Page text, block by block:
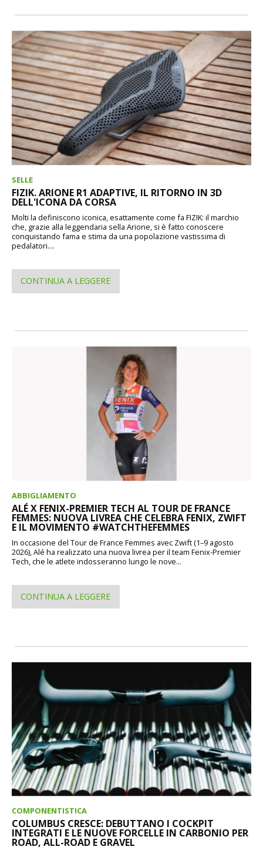
SELLE
FIZIK. ARIONE R1 ADAPTIVE, IL RITORNO IN 3D
DELL'ICONA DA CORSA
Molti la definiscono iconica, esattamente come fa FIZIK: il marchio
che, grazie alla leggendaria sella Arione, si è fatto conoscere
conquistando fama e stima da una popolazione vastissima di
pedalatori....
CONTINUA A LEGGERE
ABBIGLIAMENTO
ALÉ X FENIX-PREMIER TECH AL TOUR DE FRANCE
FEMMES: NUOVA LIVREA CHE CELEBRA FENIX, ZWIFT
E IL MOVIMENTO #WATCHTHEFEMMES
In occasione del Tour de France Femmes avec Zwift (1–9 agosto
2026), Alé ha realizzato una nuova livrea per il team Fenix-Premier
Tech, che le atlete indosseranno lungo le nove...
CONTINUA A LEGGERE
COMPONENTISTICA
COLUMBUS CRESCE: DEBUTTANO I COCKPIT
INTEGRATI E LE NUOVE FORCELLE IN CARBONIO PER
ROAD, ALL-ROAD E GRAVEL